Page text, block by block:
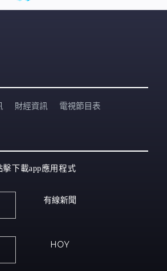
財經資訊 電視節目表
擊下載app應用程式
有線新聞
HOY